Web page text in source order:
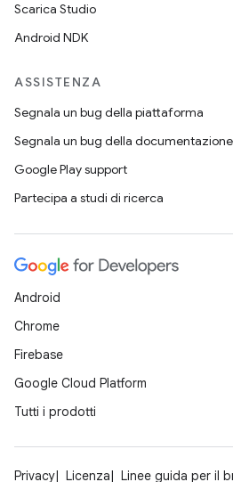
Scarica Studio
Android NDK
ASSISTENZA
Segnala un bug della piattaforma
Segnala un bug della documentazione
Google Play support
Partecipa a studi di ricerca
Android
Chrome
Firebase
Google Cloud Platform
Tutti i prodotti
Privacy Licenza Linee guida per il